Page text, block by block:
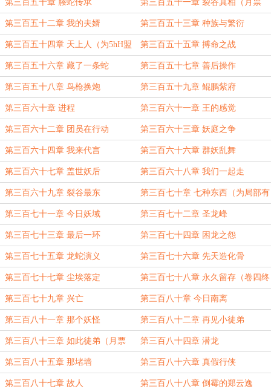
第三百五十章 螣蛇传承 第三百五十一章 裂谷真相（月票
1000加更）
第三百五十二章 我的夫婿 第三百五十三章 种族与繁衍
第三百五十四章 天上人（为5hH盟
主加更）
第三百五十五章 搏命之战
第三百五十六章 藏了一条蛇 第三百五十七章 善后操作
第三百五十八章 鸟枪换炮 第三百五十九章 鲲鹏紫府
第三百六十章 进程 第三百六十一章 王的感觉
第三百六十二章 团员在行动 第三百六十三章 妖庭之争
第三百六十四章 我来代言 第三百六十六章 群妖乱舞
第三百六十七章 盖世妖后 第三百六十八章 我们一起走
第三百六十九章 裂谷最东 第三百七十章 七种东西（为局部有
阵雨盟主加更）
第三百七十一章 今日妖域 第三百七十二章 圣龙峰
第三百七十三章 最后一环 第三百七十四章 困龙之怨
第三百七十五章 龙蛇演义 第三百七十六章 先天造化骨
第三百七十七章 尘埃落定 第三百七十八章 永久留存（卷四终
结已肥可宰）
第三百七十九章 兴亡 第三百八十章 今日南离
第三百八十一章 那个妖怪 第三百八十二章 再见小徒弟
第三百八十三章 如此徒弟（月票
3000加更）
第三百八十四章 潜龙
第三百八十五章 那堵墙 第三百八十六章 真假行侠
第三百八十七章 故人 第三百八十八章 倒霉的郑云逸